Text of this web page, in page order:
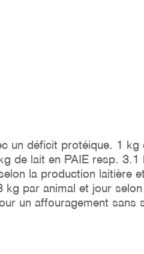
un déficit protéique. 1 kg
de lait en PAIE resp. 3.1
la production laitière
kg par animal et jour
un affouragement sans